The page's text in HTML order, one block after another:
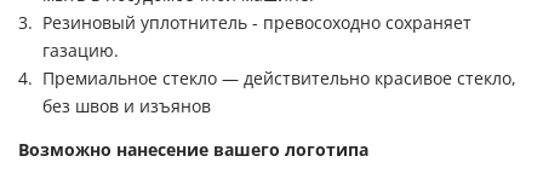
Резиновый уплотнитель - превосоходно сохраняет
газацию.
Премиальное стекло — действительно красивое стекло,
без швов и изъянов
Возможно нанесение вашего логотипа